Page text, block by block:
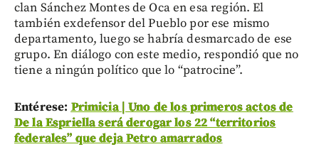
clan Sánchez Montes de Oca en esa región. El
también exdefensor del Pueblo por ese mismo
departamento, luego se habría desmarcado de ese
grupo. En diálogo con este medio, respondió que no
tiene a ningún político que lo “patrocine”.
Entérese: Primicia | Uno de los primeros actos de
De la Espriella será derogar los 22 “territorios
federales” que deja Petro amarrados